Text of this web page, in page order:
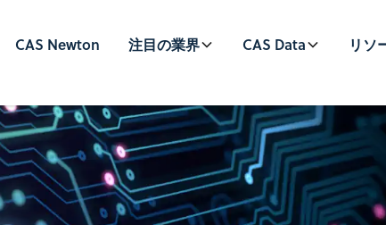
CAS Newton 注目の業界 CAS Data リソ